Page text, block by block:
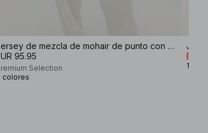
Jersey de mezcla de mohair de punto con cuello redondo
95.95
Selection
colores
EUR
12